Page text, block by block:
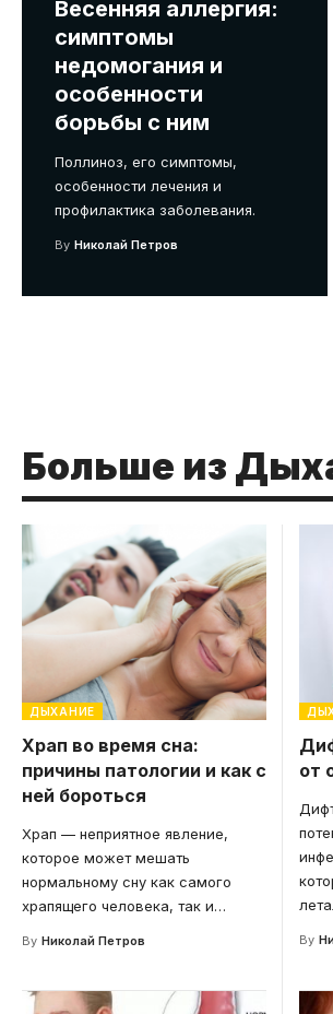
Весенняя аллергия:
симптомы
недомогания и
особенности
борьбы с ним
Поллиноз, его симптомы,
особенности лечения и
профилактика заболевания.
By Николай Петров
Больше из
ДЫХАНИЕ
Храп во время сна:
причины патологии и как с
ней бороться
Храп — неприятное явление,
которое может мешать
нормальному сну как самого
храпящего человека, так и…
By Николай Петров
от
By